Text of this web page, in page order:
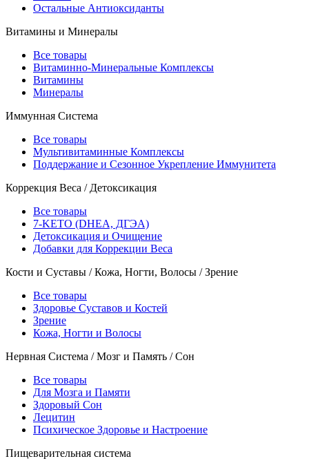
Остальные Антиоксиданты
Витамины и Минералы
Все товары
Витаминно-Минеральные Комплексы
Витамины
Минералы
Иммунная Система
Все товары
Мультивитаминные Комплексы
Поддержание и Сезонное Укрепление Иммунитета
Коррекция Веса / Детоксикация
Все товары
7-KETO (DHEA, ДГЭА)
Детоксикация и Очищение
Добавки для Коррекции Веса
Кости и Суставы / Кожа, Ногти, Волосы / Зрение
Все товары
Здоровье Суставов и Костей
Зрение
Кожа, Ногти и Волосы
Нервная Система / Мозг и Память / Сон
Все товары
Для Мозга и Памяти
Здоровый Сон
Лецитин
Психическое Здоровье и Настроение
Пищеварительная система